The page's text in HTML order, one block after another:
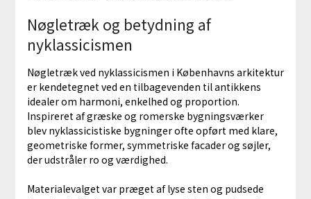
Nøgletræk og betydning af
nyklassicismen
Nøgletræk ved nyklassicismen i Københavns arkitektur
er kendetegnet ved en tilbagevenden til antikkens
idealer om harmoni, enkelhed og proportion.
Inspireret af græske og romerske bygningsværker
blev nyklassicistiske bygninger ofte opført med klare,
geometriske former, symmetriske facader og søjler,
der udstråler ro og værdighed.
Materialevalget var præget af lyse sten og pudsede